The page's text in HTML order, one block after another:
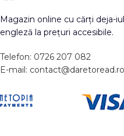
Magazin online cu cărți deja-
engleză la prețuri accesibile.
Telefon: 0726 207 082
E-mail: contact@daretoread.ro